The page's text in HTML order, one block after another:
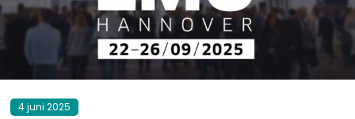
4 juni 2025